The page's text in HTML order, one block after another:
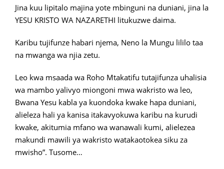
Jina kuu lipitalo majina yote mbinguni na duniani, jina la
YESU KRISTO WA NAZARETHI litukuzwe daima.
Karibu tujifunze habari njema, Neno la Mungu lililo taa
na mwanga wa njia zetu.
Leo kwa msaada wa Roho Mtakatifu tutajifunza uhalisia
wa mambo yalivyo miongoni mwa wakristo wa leo,
Bwana Yesu kabla ya kuondoka kwake hapa duniani,
alieleza hali ya kanisa itakavyokuwa karibu na kurudi
kwake, akitumia mfano wa wanawali kumi, alielezea
makundi mawili ya wakristo watakaotokea siku za
mwisho”. Tusome…